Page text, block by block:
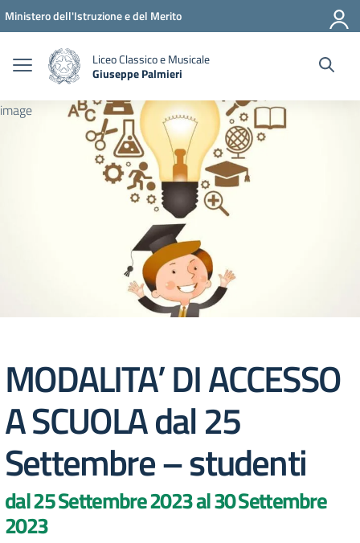
Vai ai contenuti
Vai al menu di navigazione
Vai al footer
Ministero dell'Istruzione e del Merito
Liceo Classico e Musicale
Giuseppe Palmieri
image
MODALITA’ DI ACCESSO
A SCUOLA dal 25
Settembre – studenti
dal 25 Settembre 2023 al 30 Settembre
2023